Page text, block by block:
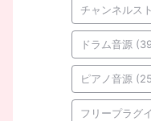
チャンネルス
ドラム音源
ピアノ音源
フリープラグ